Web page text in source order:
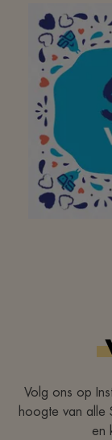
À
Volg ons op
hoogte van alle
en